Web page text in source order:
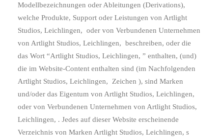
Modellbezeichnungen oder Ableitungen (Derivations),
welche Produkte, Support oder Leistungen von Artlight
Studios, Leichlingen, oder von Verbundenen Unternehmen
von Artlight Studios, Leichlingen, beschreiben, oder die
das Wort “Artlight Studios, Leichlingen, ” enthalten, (und)
die im Website-Content enthalten sind (im Nachfolgenden
Artlight Studios, Leichlingen,
Zeichen ), sind Marken
und/oder das Eigentum von Artlight Studios, Leichlingen,
oder von Verbundenen Unternehmen von Artlight Studios,
Leichlingen, . Jedes auf dieser Website erscheinende
Verzeichnis von Marken Artlight Studios, Leichlingen, s